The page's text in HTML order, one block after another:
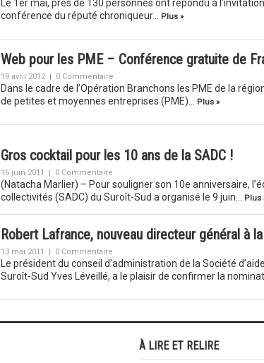
Le 1er mai, près de 130 personnes ont répondu à
conférence du réputé chroniqueur…
Plus »
Web pour les PME – Conférence gratuite de
19 avril 2012 | 0 Commentaire
Dans le cadre de l’Opération Branchons les PME de la
de petites et moyennes entreprises (PME)…
Plus »
Gros cocktail pour les 10 ans de la SADC !
16 juin 2011 | 0 Commentaire
(Natacha Marlier) – Pour souligner son 10e anniversaire,
collectivités (SADC) du Suroît-Sud a organisé le 9 juin…
Plus
Robert Lafrance, nouveau directeur général à
13 mai 2011 | 0 Commentaire
Le président du conseil d’administration de la Société
Suroît-Sud Yves Léveillé, a le plaisir de confirmer la
À LIRE ET RELIRE